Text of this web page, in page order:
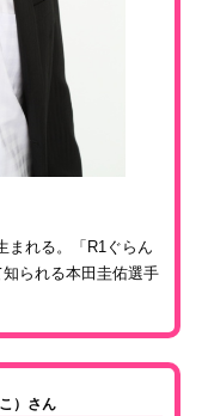
まれる。「R1ぐらん
られる本田圭佑選手
）さん